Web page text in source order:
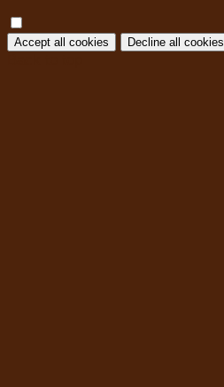
Accept all cookies Decline all cookies